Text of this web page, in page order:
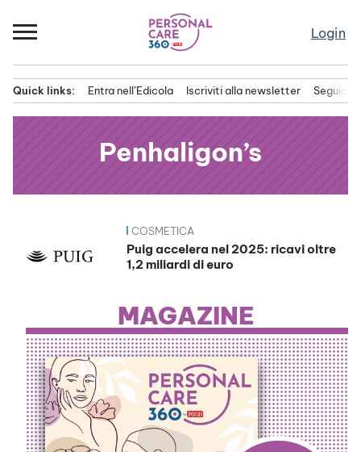
al
Login
principale
Quick links: Entra nell’Edicola Iscriviti alla newsletter Seguici
Penhaligon’s
COSMETICA
Puig accelera nel 2025: ricavi oltre
1,2 miliardi di euro
MAGAZINE